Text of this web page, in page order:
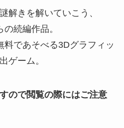
解きを解いていこう、
続編作品。
料であそべる3Dグラフィッ
ゲーム。
ので閲覧の際にはご注意